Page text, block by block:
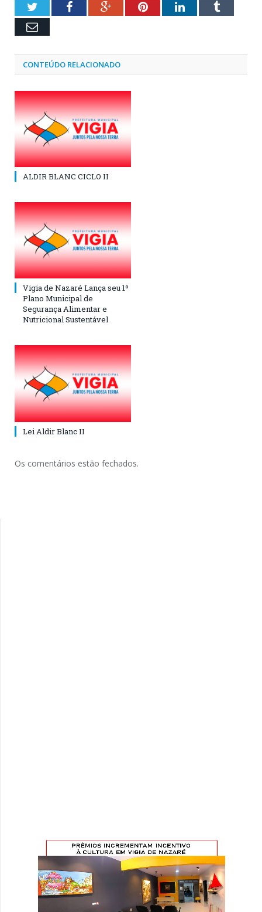
TwitterFacebookGoogle+PinterestLinkedInTumblr
Email
CONTEÚDO RELACIONADO
ALDIR BLANC CICLO II
Vigia de Nazaré Lança seu 1º
Plano Municipal de
Segurança Alimentar e
Nutricional Sustentável
Lei Aldir Blanc II
Os comentários estão fechados.